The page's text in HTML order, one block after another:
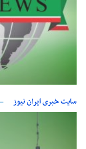
سایت خبری ایران نیوز